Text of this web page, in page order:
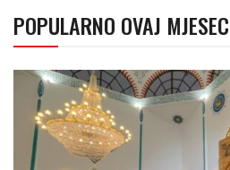
POPULARNO OVAJ MJESEC